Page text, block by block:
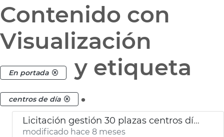
Contenido con
Visualización
En portada y etiqueta
centros de día .
Licitación gestión 30 plazas centros día titularidad privada
modificado hace 8 meses